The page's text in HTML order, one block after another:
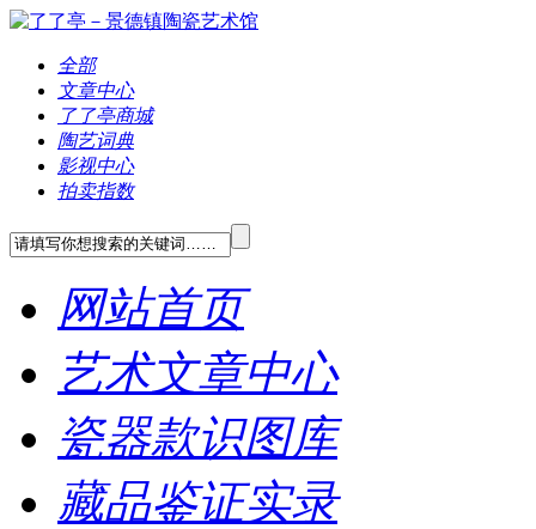
全部
文章中心
了了亭商城
陶艺词典
影视中心
拍卖指数
网站首页
艺术文章中心
瓷器款识图库
藏品鉴证实录